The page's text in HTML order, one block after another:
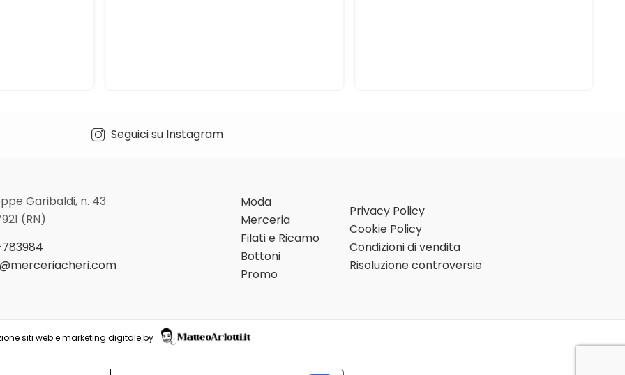
Seguici su Instagram
Garibaldi, n. 43
(RN)
Moda
Merceria
Filati e Ricamo
Bottoni
Promo
Privacy Policy
Cookie Policy
Condizioni di vendita
Risoluzione controversie
siti web e marketing digitale by